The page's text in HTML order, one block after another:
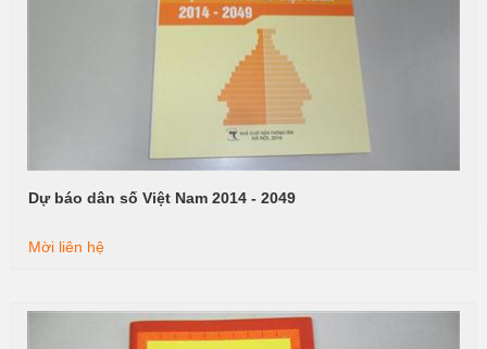
Xem tiếp
Dự báo dân số Việt Nam 2014 - 2049
Mời liên hệ